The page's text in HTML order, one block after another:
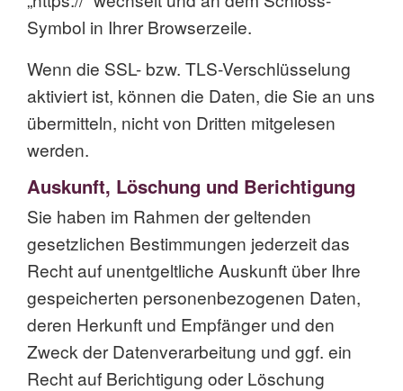
Symbol in Ihrer Browserzeile.
Wenn die SSL- bzw. TLS-Verschlüsselung
aktiviert ist, können die Daten, die Sie an uns
übermitteln, nicht von Dritten mitgelesen
werden.
Auskunft, Löschung und Berichtigung
Sie haben im Rahmen der geltenden
gesetzlichen Bestimmungen jederzeit das
Recht auf unentgeltliche Auskunft über Ihre
gespeicherten personenbezogenen Daten,
deren Herkunft und Empfänger und den
Zweck der Datenverarbeitung und ggf. ein
Recht auf Berichtigung oder Löschung